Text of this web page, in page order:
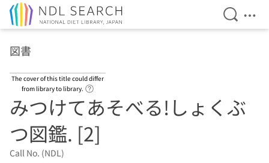
Open
図書
The cover of this title could differ
from library to library.
みつけてあそべる!しょくぶ
つ図鑑. [2]
Call No. (NDL)